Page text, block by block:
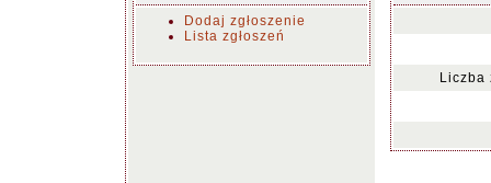
Dodaj zgłoszenie
Lista zgłoszeń
Liczba